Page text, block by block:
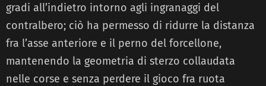
gradi all’indietro intorno agli ingranaggi del
contralbero; ciò ha permesso di ridurre la distanza
fra l’asse anteriore e il perno del forcellone,
mantenendo la geometria di sterzo collaudata
nelle corse e senza perdere il gioco fra ruota